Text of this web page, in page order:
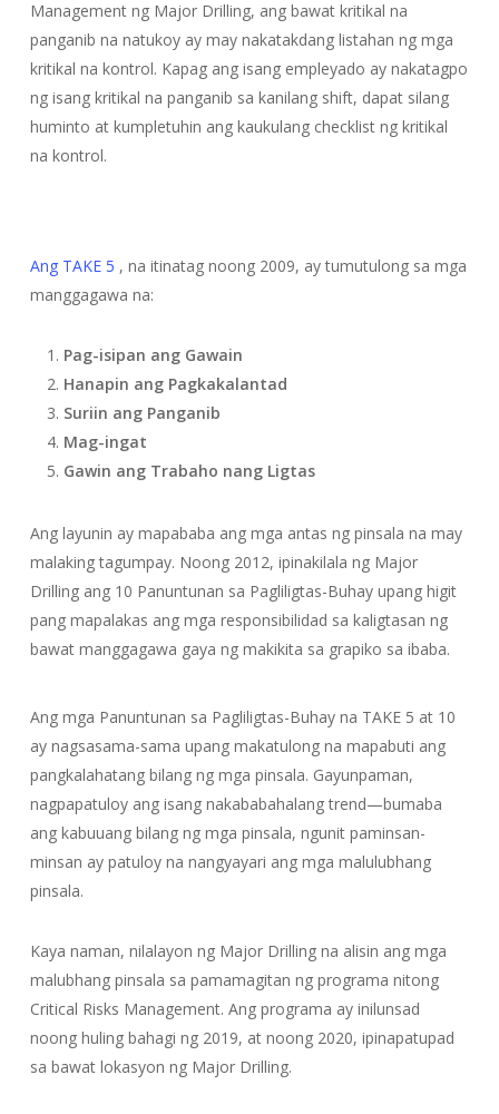
Management ng Major Drilling, ang bawat kritikal na
panganib na natukoy ay may nakatakdang listahan ng mga
kritikal na kontrol. Kapag ang isang empleyado ay nakatagpo
ng isang kritikal na panganib sa kanilang shift, dapat silang
huminto at kumpletuhin ang kaukulang checklist ng kritikal
na kontrol.
Ang TAKE 5 , na itinatag noong 2009, ay tumutulong sa mga
manggagawa na:
Pag-isipan ang Gawain
Hanapin ang Pagkakalantad
Suriin ang Panganib
Mag-ingat
Gawin ang Trabaho nang Ligtas
Ang layunin ay mapababa ang mga antas ng pinsala na may
malaking tagumpay. Noong 2012, ipinakilala ng Major
Drilling ang 10 Panuntunan sa Pagliligtas-Buhay upang higit
pang mapalakas ang mga responsibilidad sa kaligtasan ng
bawat manggagawa gaya ng makikita sa grapiko sa ibaba.
Ang mga Panuntunan sa Pagliligtas-Buhay na TAKE 5 at 10
ay nagsasama-sama upang makatulong na mapabuti ang
pangkalahatang bilang ng mga pinsala. Gayunpaman,
nagpapatuloy ang isang nakababahalang trend—bumaba
ang kabuuang bilang ng mga pinsala, ngunit paminsan-
minsan ay patuloy na nangyayari ang mga malulubhang
pinsala.
Kaya naman, nilalayon ng Major Drilling na alisin ang mga
malubhang pinsala sa pamamagitan ng programa nitong
Critical Risks Management. Ang programa ay inilunsad
noong huling bahagi ng 2019, at noong 2020, ipinapatupad
sa bawat lokasyon ng Major Drilling.